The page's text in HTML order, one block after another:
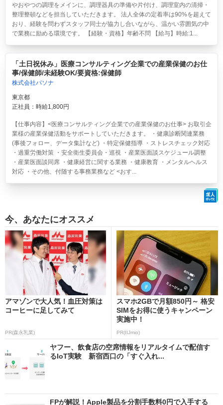
やおやつの調理をメインに、調理器具の準備や片付け、調理室内の清掃・
整理整頓などを担当していただきます。 法人全体の定着率は90%を超えて
おり、経験を問わずスタッフ同士が協力し合いながら、温かい雰囲気の中
で業務に励める環境です。 【経験・資格】年齢不問 【給与】時給:1...
「土日祝休み」医療コンサルティング企業での産業保健のお仕
事/保健師/未経験OK/要資格:保健師
株式会社パソナ
東京都
正社員：時給1,800円
【仕事内容】<医療コンサルティング企業での産業保健のお仕事> お取引企
業様の産業保健活動をサポートしていただきます。 ・健康診断関連業務
(事後フォロー、データ集計など) ・特定保健指導 ・ストレスチェック対応
・過重労働対策 ・安全衛生委員会・巡視 ・産業医面談スケジュール調整
・産業医面談同席 ・健康経営に関する業務 ・健康教育 ・メンタルヘルス
対応 ・その他、付随する事務業務など <おす...
今、あなたにオススメ
アマゾンで大人気！血圧対策は
コーヒーに足してみて
PR(森永乳業)
スマホ2GBで月額850円～ 格安
SIMをお得に使うキャンペーン
実施中！
PR(IIJmio)
ヤフー、飲食店の空席情報をリアルタイムで配信す
るIoT実験 新宿西口の「すぐ入れ...
FPが解説！Apple製品を分割手数料0円で入手する